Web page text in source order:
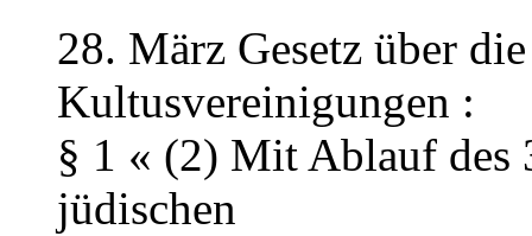
28. März Gesetz über
Kultusvereinigungen :
§ 1 « (2) Mit Ablauf des
jüdischen